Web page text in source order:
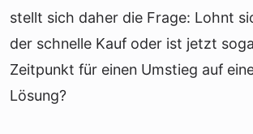
stellt sich daher die Frage: Lohnt
der schnelle Kauf oder ist jetzt
Zeitpunkt für einen Umstieg auf
Lösung?